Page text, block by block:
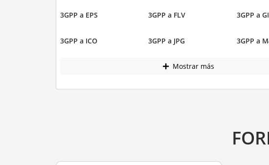
3GPP a EPS 3GPP a FLV 3GPP a
3GPP a ICO 3GPP a JPG 3GPP a
Mostrar más